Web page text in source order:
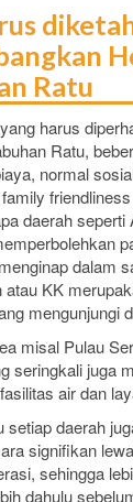
Ratu
harus
Ratu,
normal
daerah seperti
dalam
KK
mengunjungi
misal Pulau
seringkali juga
air dan
setiap daerah
signifikan
sehingga
dahulu